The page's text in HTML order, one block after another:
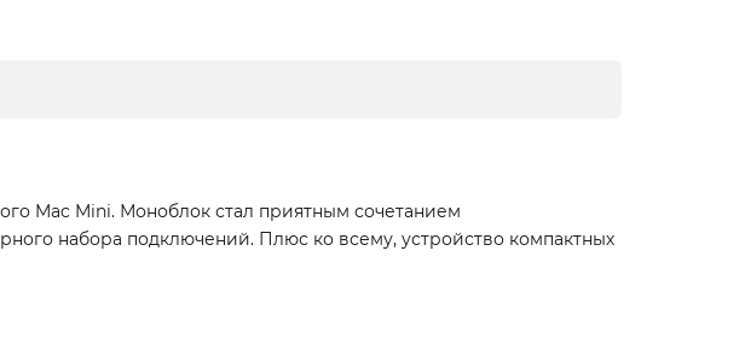
Mac Mini. Моноблок стал приятным сочетанием
набора подключений. Плюс ко всему, устройство компактных